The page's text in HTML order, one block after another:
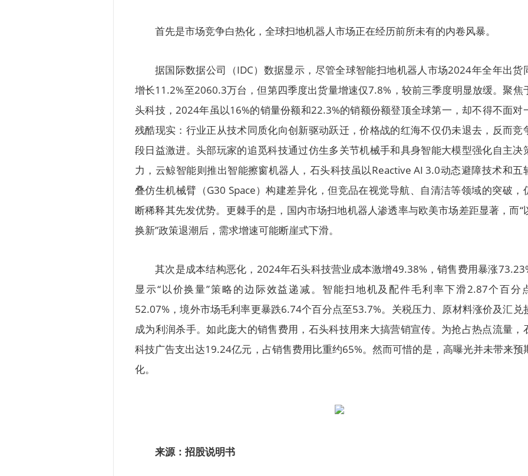
首先是市场竞争白热化，全球扫地机器人市场正在经历前所未有的内卷风暴。
据国际数据公司（IDC）数据显示，尽管全球智能扫地机器人市场2024年全年出货
增长11.2%至2060.3万台，但第四季度出货量增速仅7.8%，较前三季度明显放缓。聚焦
头科技，2024年虽以16%的销量份额和22.3%的销额份额登顶全球第一，却不得不面对
残酷现实：行业正从技术同质化向创新驱动跃迁，价格战的红海不仅仍未退去，反而竞
段日益激进。头部玩家的追觅科技通过仿生多关节机械手和具身智能大模型强化自主决
力，云鲸智能则推出智能擦窗机器人，石头科技虽以Reactive AI 3.0动态避障技术和五
叠仿生机械臂（G30 Space）构建差异化，但竞品在视觉导航、自清洁等领域的突破，
断稀释其先发优势。更棘手的是，国内市场扫地机器人渗透率与欧美市场差距显著，而“
换新”政策退潮后，需求增速可能断崖式下滑。
其次是成本结构恶化，2024年石头科技营业成本激增49.38%，销售费用暴涨
显示“以价换量”策略的边际效益递减。智能扫地机及配件毛利率下滑2.87个百分
52.07%，境外市场毛利率更暴跌6.74个百分点至53.7%。关税压力、原材料涨价及汇兑
成为利润杀手。如此庞大的销售费用，石头科技用来大搞营销宣传。为抢占热点流量，
科技广告支出达19.24亿元，占销售费用比重约65%。然而可惜的是，高曝光并未带来预
化。
来源：招股说明书